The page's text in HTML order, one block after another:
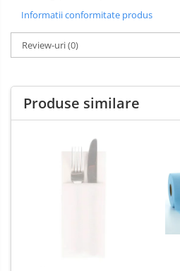
Informatii conformitate produs
Review-uri(0)
Produse similare